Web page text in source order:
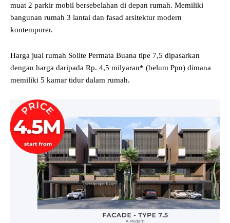
muat 2 parkir mobil bersebelahan di depan rumah. Memiliki
bangunan rumah 3 lantai dan fasad arsitektur modern
kontemporer.
Harga jual rumah Solite Permata Buana tipe 7,5 dipasarkan
dengan harga daripada Rp. 4,5 milyaran* (belum Ppn) dimana
memiliki 5 kamar tidur dalam rumah.